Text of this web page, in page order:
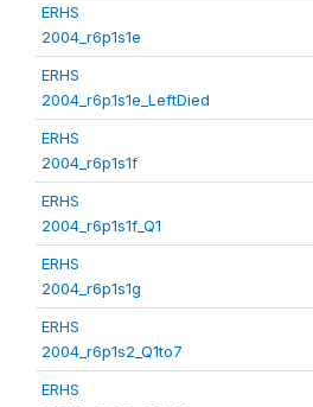
ERHS
2004_r6p1s1e
ERHS
2004_r6p1s1e_LeftDied
ERHS
2004_r6p1s1f
ERHS
2004_r6p1s1f_Q1
ERHS
2004_r6p1s1g
ERHS
2004_r6p1s2_Q1to7
ERHS